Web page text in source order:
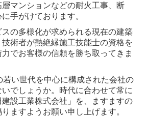
Ｇ
マンションなどの耐火工事、断
手がけております。
の多様化が求められる現在の建築
術者が熱絶縁施工技能士の資格を
でお客様の信頼を勝ち取ってきま
若い世代を中心に構成された会社の
でしょうか。時代に合わせて常に
建設工業株式会社」を、ますますの
ますようお願い申し上げます。